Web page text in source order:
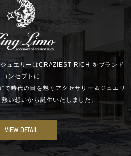
ュエリーはCRAZIEST RICH をブランド
コンセプトに
で時代の目を魅くアクセサリー＆ジュエリ
い想いから誕生いたしました。
VIEW DETAIL